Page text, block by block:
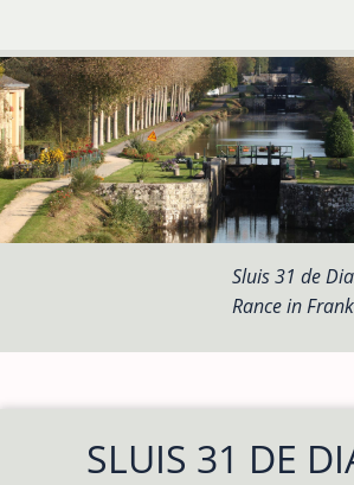
naar
de
inhoud
gaan
Sluis 31 de
Rance in
SLUIS 31 DE